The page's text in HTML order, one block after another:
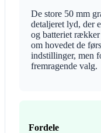
De store 50 mm
detaljeret lyd, der
og batteriet
om hovedet de
indstillinger, men
fremragende valg.
Fordele